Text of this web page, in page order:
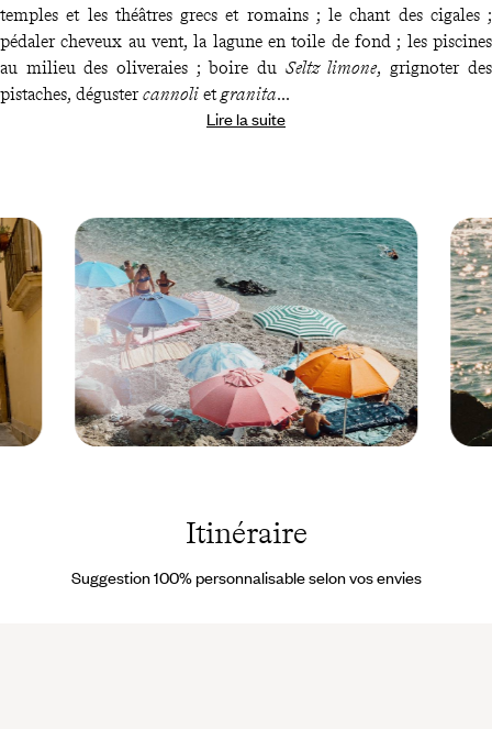
temples et les théâtres grecs et romains ; le chant des cigales ;
pédaler cheveux au vent, la lagune en toile de fond ; les piscines
au milieu des oliveraies ; boire du Seltz limone, grignoter des
pistaches, dégustercannoli etgranita...
Lire la suite
Itinéraire
Suggestion 100% personnalisable selon vos envies